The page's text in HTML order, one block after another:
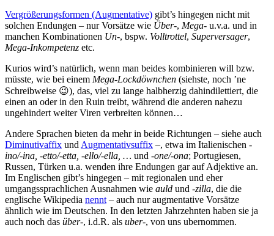
Vergrößerungsformen (Augmentative) gibt’s hingegen nicht mit
solchen Endungen – nur Vorsätze wie Über-, Mega- u.v.a. und in
manchen Kombinationen Un-, bspw. Volltrottel, Superversager,
Mega-Inkompetenz etc.
Kurios wird’s natürlich, wenn man beides kombinieren will bzw.
müsste, wie bei einem Mega-Lockdöwnchen (siehste, noch ’ne
Schreibweise 😉), das, viel zu lange halbherzig dahindilettiert, die
einen an oder in den Ruin treibt, während die anderen nahezu
ungehindert weiter Viren verbreiten können…
Andere Sprachen bieten da mehr in beide Richtungen – siehe auch
Diminutivaffix undAugmentativsuffix –, etwa im Italienischen -
ino/-ina, -etto/-etta, -ello/-ella, … und -one/-ona; Portugiesen,
Russen, Türken u.a. wenden ihre Endungen gar auf Adjektive an.
Im Englischen gibt’s hingegen – mit regionalen und eher
umgangssprachlichen Ausnahmen wie auld und -zilla, die die
englische Wikipedia nennt– auch nur augmentative Vorsätze
ähnlich wie im Deutschen. In den letzten Jahrzehnten haben sie ja
auch noch das über-, i.d.R. als uber-, von uns ubernommen.